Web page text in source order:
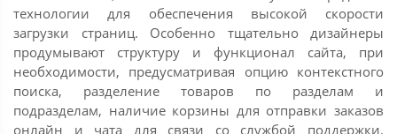
технологии для обеспечения высокой скорости
загрузки страниц. Особенно тщательно дизайнеры
продумывают структуру и функционал сайта, при
необходимости, предусматривая опцию контекстного
поиска, разделение товаров по разделам и
подразделам, наличие корзины для отправки заказов
онлайн и чата для связи со службой поддержки.